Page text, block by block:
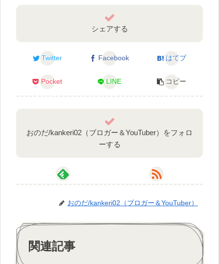
シェアする
Twitter Facebook はてブ
Pocket LINE コピー
おのだ/kankeri02（ブロガー＆YouTuber）をフォロ
ーする
おのだ/kankeri02（ブロガー＆YouTuber）
関連記事